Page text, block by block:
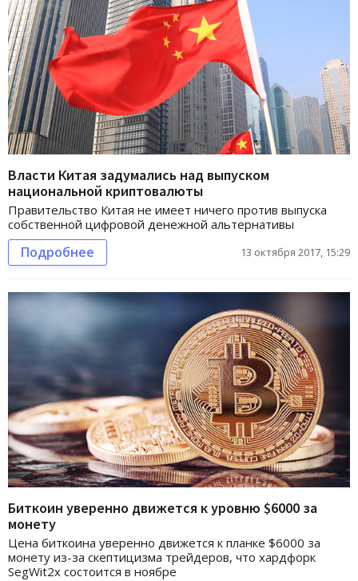
Власти Китая задумались над выпуском
национальной криптовалюты
Правительство Китая не имеет ничего против выпуска
собственной цифровой денежной альтернативы
Подробнее 13 октября 2017, 15:29
Биткоин уверенно движется к уровню $6000 за
монету
Цена биткоина уверенно движется к планке $6000 за
монету из-за скептицизма трейдеров, что хардфорк
SegWit2x состоится в ноябре